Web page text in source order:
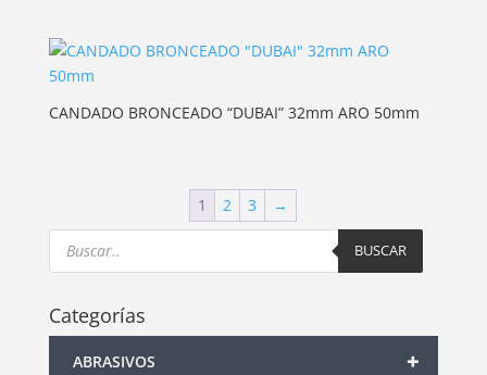
CANDADO BRONCEADO “DUBAI” 32mm ARO 50mm
1 2 3
→
Products
search BUSCAR
Categorías
+
ABRASIVOS